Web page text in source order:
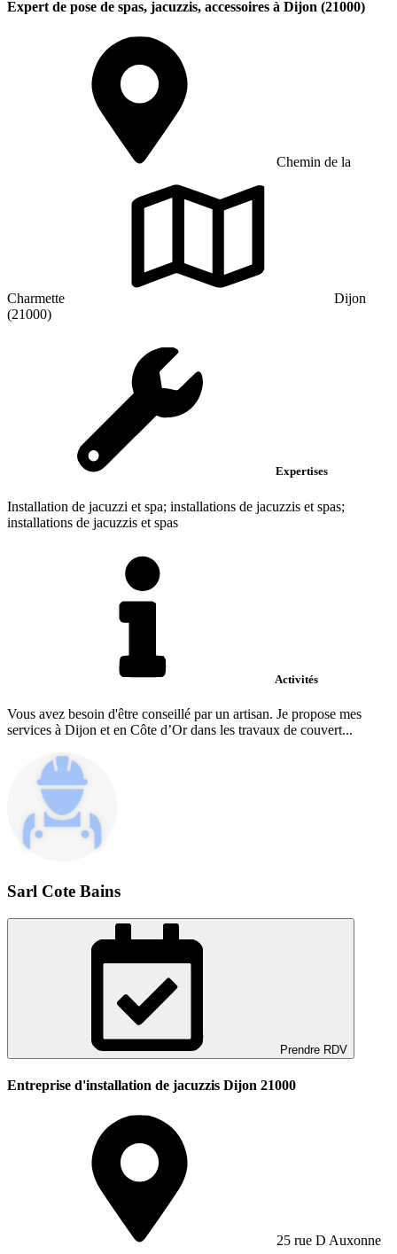
Expert de pose de spas, jacuzzis, accessoires à Dijon (21000)
Chemin de la
Charmette
Dijon
(21000)
Expertises
Installation de jacuzzi et spa; installations de jacuzzis et spas;
installations de jacuzzis et spas
Activités
Vous avez besoin d'être conseillé par un artisan. Je propose mes
services à Dijon et en Côte d’Or dans les travaux de couvert...
Sarl Cote Bains
Prendre RDV
Entreprise d'installation de jacuzzis Dijon 21000
25 rue D Auxonne